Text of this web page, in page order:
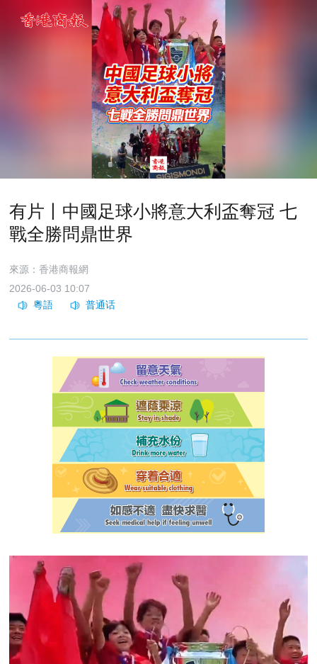
有片丨中國足球小將意大利盃奪冠 七
戰全勝問鼎世界
來源：香港商報網
2026-06-03 10:07